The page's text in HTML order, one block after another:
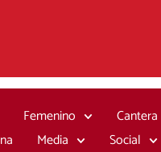
Femenino Cantera
Media Social